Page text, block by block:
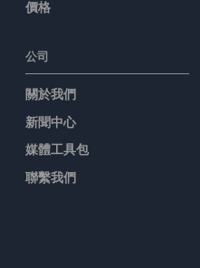
價格
公司
關於我們
新聞中心
媒體工具包
聯繫我們